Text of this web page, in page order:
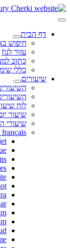
דף הבית
חיפוש
עזור לנו!
כתוב
כללי
שיעורים
לוח
שיעור
שיעורי
français